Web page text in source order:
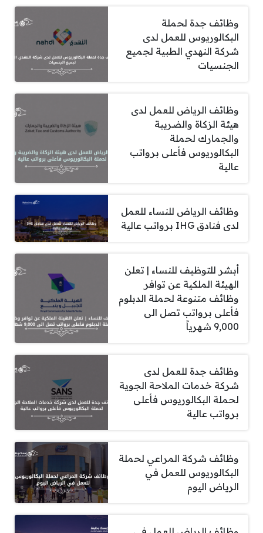
وظائف جدة لحملة
البكالوريوس للعمل لدى
شركة النهدي الطبية لجميع
الجنسيات
وظائف الرياض للعمل لدى
هيئة الزكاة والضريبة
والجمارك لحملة
البكالوريوس فأعلى برواتب
عالية
وظائف الرياض للنساء للعمل
لدى فنادق IHG برواتب عالية
أبشر للتوظيف للنساء | تعلن
الهيئة الملكية عن توافر
وظائف متنوعة لحملة الدبلوم
فأعلى برواتب تصل الى
9,000 شهرياً
وظائف جدة للعمل لدى
شركة خدمات الملاحة الجوية
لحملة البكالوريوس فأعلى
برواتب عالية
وظائف شركة المراعي لحملة
البكالوريوس للعمل في
الرياض اليوم